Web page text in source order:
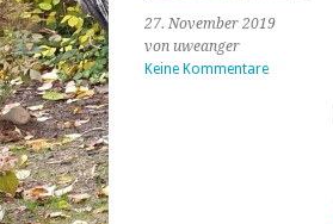
27. November 2019
von uweanger
Keine Kommentare